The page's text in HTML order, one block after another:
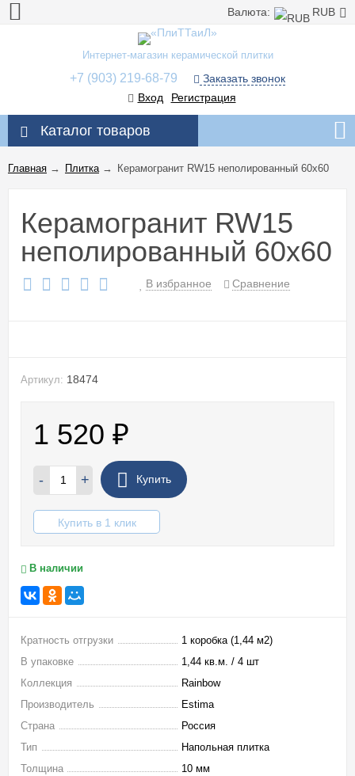
Валюта: RUB
Интернет-магазин керамической плитки
+7 (903) 219-68-79
Заказать звонок
Вход
Регистрация
Каталог товаров
Главная → Плитка→ Керамогранит RW15 неполированный 60x60
Керамогранит RW15
неполированный 60x60
В избранное Сравнение
Артикул: 18474
1 520 ₽
- + Купить
Купить в 1 клик
В наличии
Кратность отгрузки
1 коробка (1,44 м2)
В упаковке
1,44 кв.м. / 4 шт
Коллекция
Rainbow
Производитель
Estima
Страна
Россия
Тип
Напольная плитка
Толщина
10 мм